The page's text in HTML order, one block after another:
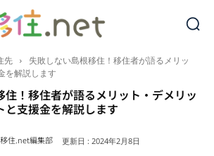
先
失敗しない島根移住！移住者が語るメリッ
を解説します
住！移住者が語るメリット・デメリッ
と支援金を解説します
移住.net編集部 更新日 : 2024年2月8日